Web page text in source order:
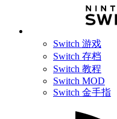
Switch 游戏
Switch 存档
Switch 教程
Switch MOD
Switch 金手指